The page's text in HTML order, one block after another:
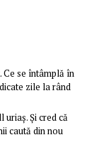
se întâmplă în
zile la rând
Și cred că
caută din nou